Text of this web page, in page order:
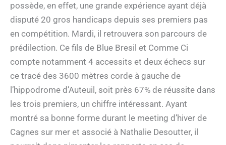
possède, en effet, une grande expérience ayant déjà
disputé 20 gros handicaps depuis ses premiers pas
en compétition. Mardi, il retrouvera son parcours de
prédilection. Ce fils de Blue Bresil et Comme Ci
compte notamment 4 accessits et deux échecs sur
ce tracé des 3600 mètres corde à gauche de
l’hippodrome d’Auteuil, soit près 67% de réussite dans
les trois premiers, un chiffre intéressant. Ayant
montré sa bonne forme durant le meeting d’hiver de
Cagnes sur mer et associé à Nathalie Desoutter, il